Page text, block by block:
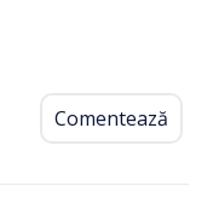
Comentează